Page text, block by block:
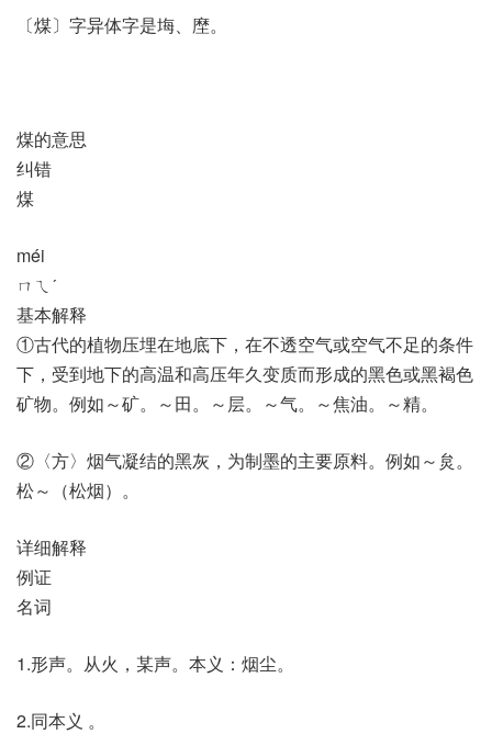
〔煤〕字异体字是㙁、塺。
煤的意思
纠错
煤
méi
ㄇㄟˊ
基本解释
①古代的植物压埋在地底下，在不透空气或空气不足的条件
下，受到地下的高温和高压年久变质而形成的黑色或黑褐色
矿物。例如～矿。～田。～层。～气。～焦油。～精。
②〈方〉烟气凝结的黑灰，为制墨的主要原料。例如～炱。
松～（松烟）。
详细解释
例证
名词
1.形声。从火，某声。本义：烟尘。
2.同本义 。